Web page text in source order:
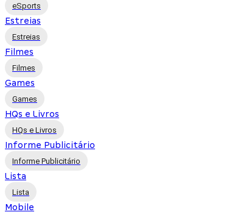
eSports
Estreias
Estreias
Filmes
Filmes
Games
Games
HQs e Livros
HQs e Livros
Informe Publicitário
Informe Publicitário
Lista
Lista
Mobile